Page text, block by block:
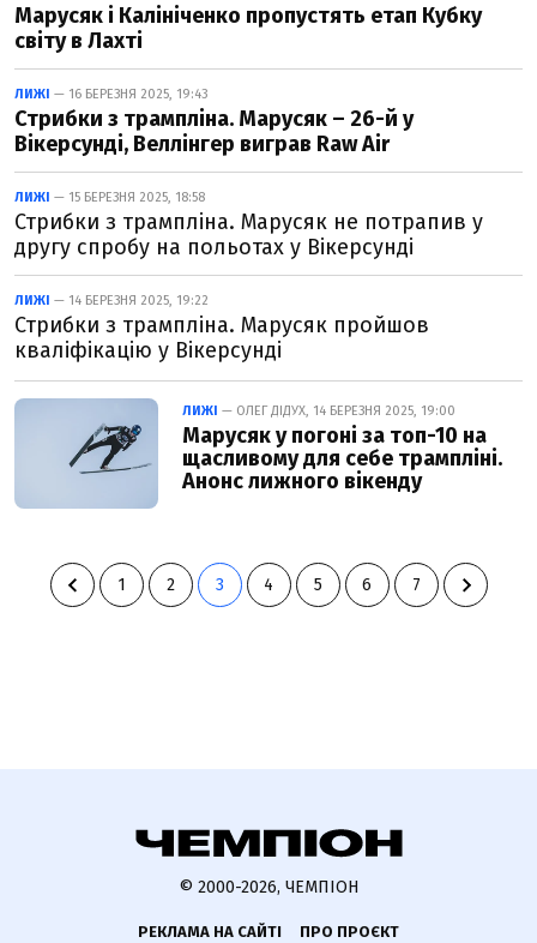
Марусяк і Калініченко пропустять етап Кубку
світу в Лахті
ЛИЖІ — 16 БЕРЕЗНЯ 2025, 19:43
Стрибки з трампліна. Марусяк – 26-й у
Вікерсунді, Веллінгер виграв Raw Air
ЛИЖІ — 15 БЕРЕЗНЯ 2025, 18:58
Стрибки з трампліна. Марусяк не потрапив у
другу спробу на польотах у Вікерсунді
ЛИЖІ — 14 БЕРЕЗНЯ 2025, 19:22
Стрибки з трампліна. Марусяк пройшов
кваліфікацію у Вікерсунді
ЛИЖІ — ОЛЕГ ДІДУХ, 14 БЕРЕЗНЯ 2025, 19:00
Марусяк у погоні за топ-10 на
щасливому для себе трампліні.
Анонс лижного вікенду
1 2 3 4 5 6 7
© 2000-2026, ЧЕМПІОН
РЕКЛАМА НА САЙТІ
ПРО ПРОЄКТ